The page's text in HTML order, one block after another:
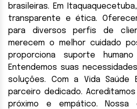
brasileiras. Em
transparente e ética.
para diversos perfis de
merecem o melhor cuidado
proporciona suporte
Entendemos suas
soluções. Com a Vida Saúde
parceiro dedicado.
próximo e empático. Nossa